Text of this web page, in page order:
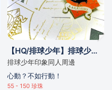
【HQ/排球少年】排球少年印象 仿法琅同人金屬徽章 ｜烏野 ｜音駒 ｜青城
排球少年印象同人周邊
心動？不如行動！
55 - 150 珍珠